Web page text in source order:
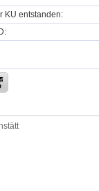
KU entstanden: